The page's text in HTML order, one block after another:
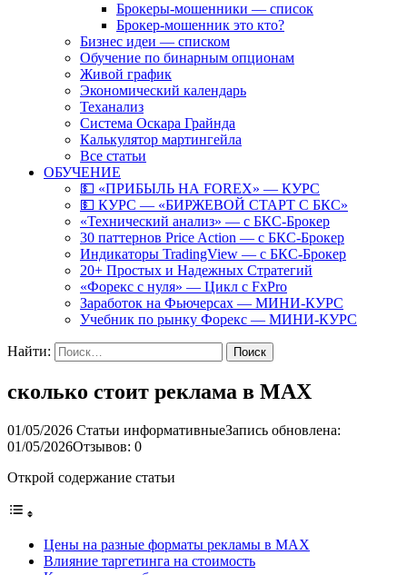
Брокеры-мошенники — список
Брокер-мошенник это кто?
Бизнес идеи — списком
Обучение по бинарным опционам
Живой график
Экономический календарь
Теханализ
Система Оскара Грайнда
Калькулятор мартингейла
Все статьи
ОБУЧЕНИЕ
💵 «ПРИБЫЛЬ НА FOREX» — КУРС
💵 КУРС — «БИРЖЕВОЙ СТАРТ С БКС»
«Технический анализ» — с БКС-Брокер
30 паттернов Price Action — с БКС-Брокер
Индикаторы TradingView — с БКС-Брокер
20+ Простых и Надежных Стратегий
«Форекс с нуля» — Цикл с FxPro
Заработок на Фьючерсах — МИНИ-КУРС
Учебник по рынку Форекс — МИНИ-КУРС
Найти:
сколько стоит реклама в MAX
01/05/2026 Статьи информативныеЗапись обновлена:
01/05/2026Отзывов: 0
Открой содержание статьи
Цены на разные форматы рекламы в MAX
Влияние таргетинга на стоимость